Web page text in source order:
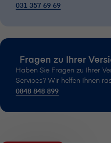
031 357 69 69
Fragen zu Ihrer
Haben Sie Fragen zu Ihrer
Services? Wir helfen Ihnen
0848 848 899